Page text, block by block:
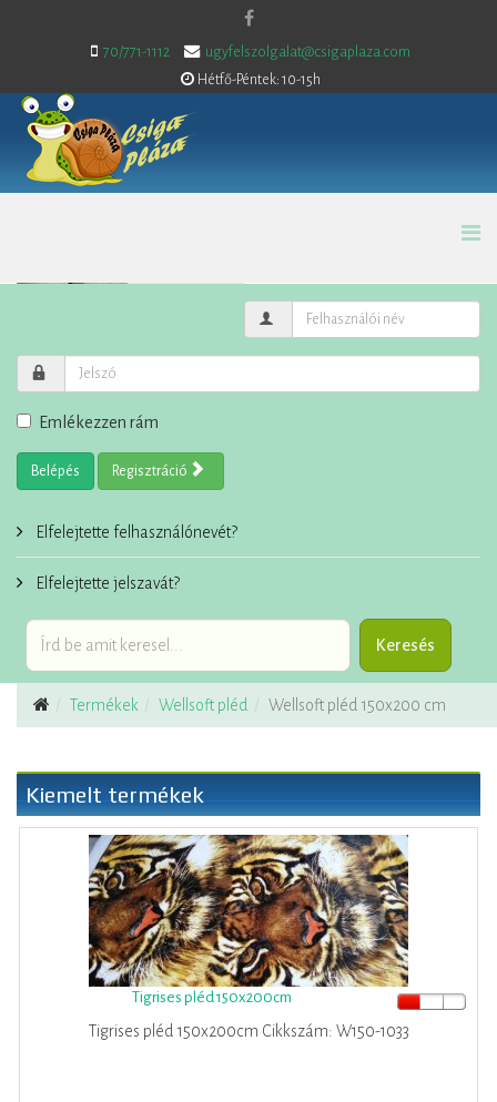
70/771-1112
ugyfelszolgalat@csigaplaza.com
Hétfő-Péntek: 10-15h
Emlékezzen rám
Belépés Regisztráció
Elfelejtette felhasználónevét?
Elfelejtette jelszavát?
Termékek Wellsoft pléd Wellsoft pléd 150x200 cm
Kiemelt termékek
Tigrises pléd 150x200cm
Tigrises pléd 150x200cm Cikkszám: W150-1033